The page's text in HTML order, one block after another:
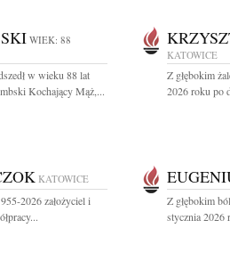
WIEK: 88
w wieku 88 lat
Kochający Mąż,...
KATOWICE
Z głębokim
2026 roku po
KATOWICE
2026 założyciel i
Z głębokim
stycznia 2026